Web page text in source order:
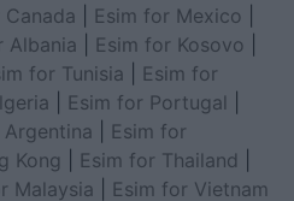
Esim for Mexico
Albania Esim for Kosovo
for Tunisia
Esim for
Esim for Portugal
Esim for
Kong Esim for Thailand
Malaysia
Esim for Vietnam